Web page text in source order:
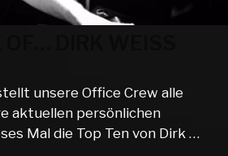
unsere Office Crew alle
aktuellen persönlichen
Mal die Top Ten von Dirk …